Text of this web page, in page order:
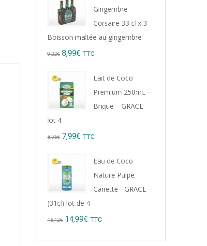
Gingembre
Corsaire 33 cl x 3 -
Boisson maltée au gingembre
9,22€ Original
was:
9,22€.
8,99€ Current
TTC
Lait de Coco
Premium 250mL –
Brique – GRACE -
lot 4
8,76€ Original
was:
8,76€.
7,99€ Current
TTC
Eau de Coco
Nature Pulpe
Canette - GRACE
(31cl) lot de 4
15,12€ Original
14,99€ Current
TTC